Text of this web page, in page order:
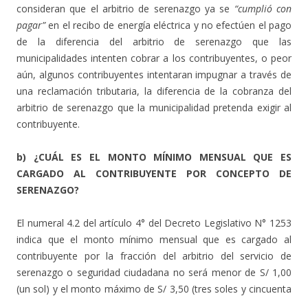
consideran que el arbitrio de serenazgo ya se “cumplió con
pagar”en el recibo de energía eléctrica y no efectúen el pago
de la diferencia del arbitrio de serenazgo que las
municipalidades intenten cobrar a los contribuyentes, o peor
aún, algunos contribuyentes intentaran impugnar a través de
una reclamación tributaria, la diferencia de la cobranza del
arbitrio de serenazgo que la municipalidad pretenda exigir al
contribuyente.
b) ¿CUÁL ES EL MONTO MÍNIMO MENSUAL QUE ES
CARGADO AL CONTRIBUYENTE POR CONCEPTO DE
SERENAZGO?
El numeral 4.2 del artículo 4° del Decreto Legislativo N° 1253
indica que el monto mínimo mensual que es cargado al
contribuyente por la fracción del arbitrio del servicio de
serenazgo o seguridad ciudadana no será menor de S/ 1,00
(un sol) y el monto máximo de S/ 3,50 (tres soles y cincuenta